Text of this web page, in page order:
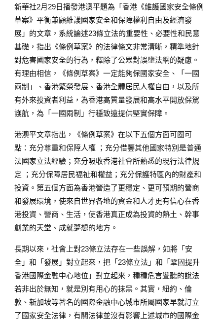
新華社2月29日播發港澳平題為「香港《維護國家安全條例
草案》平衡兼顧維護國家安全和保障權利自由及經濟發
展」的文章，系統論述23條立法的重要性、必要性和民意
基礎，指出《條例草案》的法律條文非常清晰，精準地針
對危害國家安全的行為，釋除了公眾對誤墮法網的疑慮。
有理由相信，《條例草案》一定能夠保國家安全、「一國
兩制」、香港繁榮發展、香港全體居民人權自由，以及所
有外來投資者利益，為香港高質量發展和高水平開放保駕
護航，為「一國兩制」行穩致遠提供堅實保障。
港澳平文章指出，《條例草案》在以下五個方面可圈可
點：充分尊重和保障人權 ；充分借鑒其他國家特別是普通
法國家立法經驗；充分吸收香港社會所熟悉的現行法律規
定 ；充分保障居民福祉和權益；充分保護特區內的財產和
投資。第五個方面為香港營造了更穩定、更可預期的營商
和發展環境，使來自世界各地的資金和人才更有信心在香
港投資、營商、生活，使香港真正成為投資的熱土、幹事
創業的天堂、成就夢想的地方。
長期以來，社會上對23條立法存在一些誤解，如將「安
全」和「發展」對立起來，把「23條立法」和「鞏固提升
香港國際金融中心地位」對立起來，種種危言聳聽的說法
若非出於無知，就是別有用心的抹黑。其實，紐約、倫
敦、新加坡等著名的國際金融中心城市所屬國家早就訂立
了國家安全法律，有關法律並沒有影響上述城市的國際金